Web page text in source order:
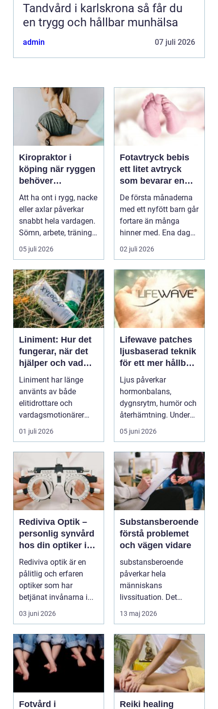
Tandvård i karlskrona så får du
en trygg och hållbar munhälsa
admin 07 juli 2026
Kiropraktor i
köping när ryggen
behöver
professionell hjälp
Att ha ont i rygg, nacke
eller axlar påverkar
snabbt hela vardagen.
Sömn, arbete, träning
och humör ...
05 juli 2026
Fotavtryck bebis
ett litet avtryck
som bevarar en
stor stund
De första månaderna
med ett nyfött barn går
fortare än många
hinner med. Ena dagen
ryms hela foten i...
02 juli 2026
Liniment: Hur det
fungerar, när det
hjälper och vad
man bör tänka på
Liniment har länge
använts av både
elitidrottare och
vardagsmotionärer
för...
01 juli 2026
Lifewave patches
ljusbaserad teknik
för ett mer hållbart
välbefinnande
Ljus påverkar
hormonbalans,
dygnsrytm, humör och
återhämtning. Under
senare år har en ny typ
av prod...
05 juni 2026
Rediviva Optik –
personlig synvård
hos din optiker i
Uppsala
Rediviva optik är en
pålitlig och erfaren
optiker som har
betjänat invånarna i...
03 juni 2026
Substansberoende
förstå problemet
och vägen vidare
substansberoende
påverkar hela
människans
livssituation. Det
handlar sällan bara
om alkohol, narkoti...
13 maj 2026
Fotvård i
Reiki healing